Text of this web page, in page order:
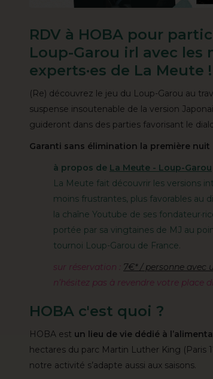
RDV à HOBA pour
Loup-Garou irl avec les
experts·es de La Meute !
(Re) découvrez le jeu du Loup-Garou au
suspense insoutenable de la version
guideront dans des parties favorisant le
Garanti sans élimination la première nuit
à propos de La Meute - Loup-Garou
La Meute fait découvrir les versions
moins frustrantes, plus favorables au
la chaîne Youtube de ses
portée par sa vingtaines de MJ au
tournoi Loup-Garou de France.
sur réservation : 7€* / personne avec
n’hésitez pas à revendre votre place
HOBA c'est quoi ?
HOBA est un lieu de vie dédié à
hectares du parc Martin Luther King (Paris
notre activité s’adapte aussi aux saisons.